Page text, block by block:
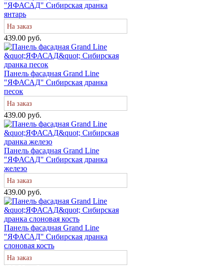
"ЯФАСАД" Сибирская дранка
янтарь
На заказ
439.00 руб.
Панель фасадная Grand Line
"ЯФАСАД" Сибирская дранка
песок
На заказ
439.00 руб.
Панель фасадная Grand Line
"ЯФАСАД" Сибирская дранка
железо
На заказ
439.00 руб.
Панель фасадная Grand Line
"ЯФАСАД" Сибирская дранка
слоновая кость
На заказ